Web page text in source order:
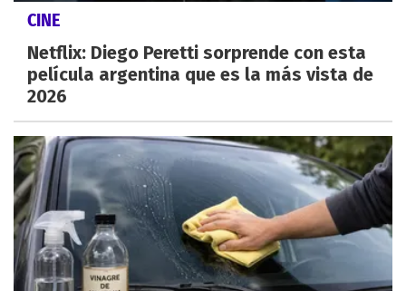
CINE
Netflix: Diego Peretti sorprende con esta
película argentina que es la más vista de
2026